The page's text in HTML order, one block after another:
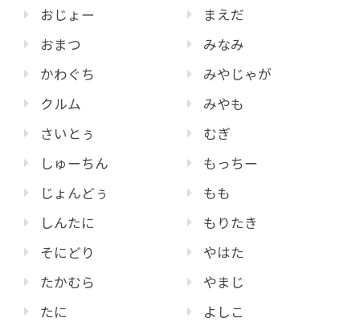
おじょー
おまつ
かわぐち
クルム
さいとぅ
しゅーちん
じょんどぅ
しんたに
そにどり
たかむら
たに
まえだ
みなみ
みやじゃが
みやも
むぎ
もっちー
もも
もりたき
やはた
やまじ
よしこ